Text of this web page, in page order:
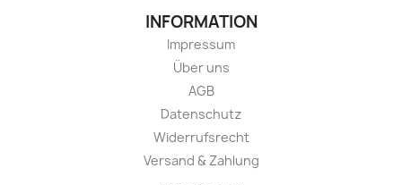
INFORMATION
Impressum
Über uns
AGB
Datenschutz
Widerrufsrecht
Versand & Zahlung